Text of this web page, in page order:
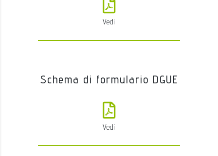
Vedi
Schema di formulario DGUE
Vedi